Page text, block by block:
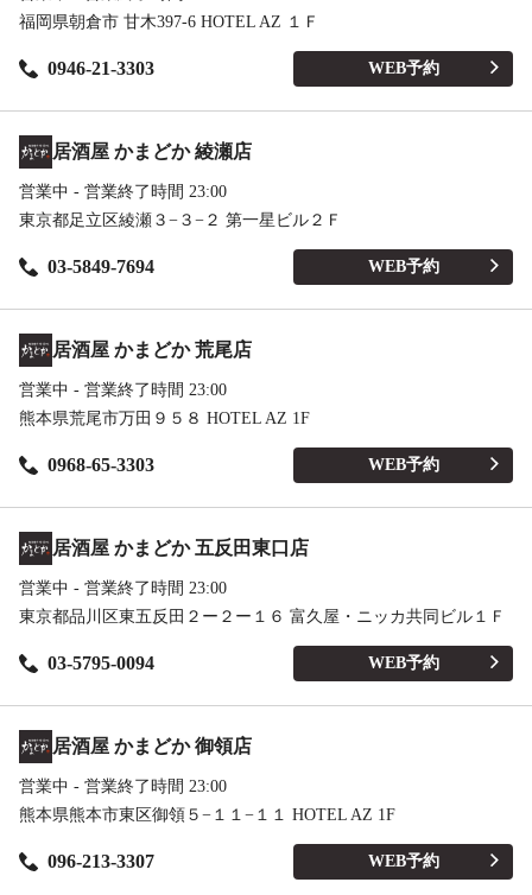
福岡県朝倉市 甘木397-6 HOTEL AZ １Ｆ
0946-21-3303 WEB予約
居酒屋 かまどか 綾瀬店
営業中 - 営業終了時間 23:00
東京都足立区綾瀬３−３−２ 第一星ビル２Ｆ
03-5849-7694 WEB予約
居酒屋 かまどか 荒尾店
営業中 - 営業終了時間 23:00
熊本県荒尾市万田９５８ HOTEL AZ 1F
0968-65-3303 WEB予約
居酒屋 かまどか 五反田東口店
営業中 - 営業終了時間 23:00
東京都品川区東五反田２ー２ー１６ 富久屋・ニッカ共同ビル１Ｆ
03-5795-0094 WEB予約
居酒屋 かまどか 御領店
営業中 - 営業終了時間 23:00
熊本県熊本市東区御領５−１１−１１ HOTEL AZ 1F
096-213-3307 WEB予約